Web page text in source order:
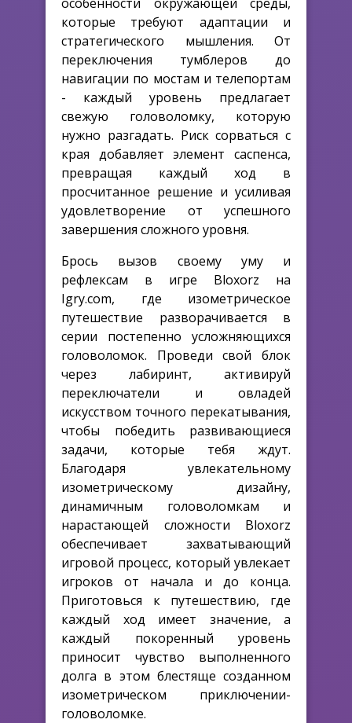
которые требуют адаптации и
стратегического мышления. От
переключения тумблеров до
навигации по мостам и телепортам
- каждый уровень предлагает
свежую головоломку, которую
нужно разгадать. Риск сорваться с
края добавляет элемент саспенса,
превращая каждый ход в
просчитанное решение и усиливая
удовлетворение от успешного
завершения сложного уровня.
Брось вызов своему уму и
рефлексам в игре Bloxorz на
Igry.com, где изометрическое
путешествие разворачивается в
серии постепенно усложняющихся
головоломок. Проведи свой блок
через лабиринт, активируй
переключатели и овладей
искусством точного перекатывания,
чтобы победить развивающиеся
задачи, которые тебя ждут.
Благодаря увлекательному
изометрическому дизайну,
динамичным головоломкам и
нарастающей сложности Bloxorz
обеспечивает захватывающий
игровой процесс, который увлекает
игроков от начала и до конца.
Приготовься к путешествию, где
каждый ход имеет значение, а
каждый покоренный уровень
приносит чувство выполненного
долга в этом блестяще созданном
изометрическом приключении-
головоломке.